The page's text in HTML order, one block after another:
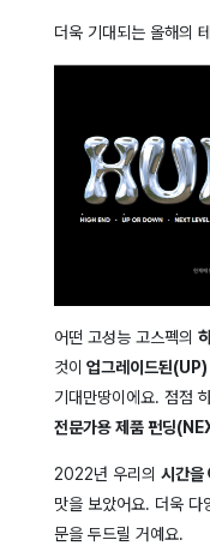
더욱 기대되는 올해의
어떤 고성능 고스펙의
것이 업그레이드된(U
기대만땅이에요. 점점
전문가용 제품 펀딩(N
2022년 우리의 시간을
맛을 보았어요. 더욱 다
문을 두드릴 거예요.